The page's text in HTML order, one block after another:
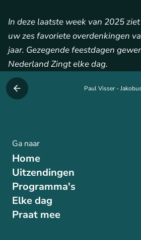
Paul Visser -
In deze laatste week van 2025
uw zes favoriete overdenkingen
jaar. Gezegende feestdagen
Nederland Zingt elke dag.
Ga naar
Home
Uitzendingen
Programma's
Elke dag
Praat mee